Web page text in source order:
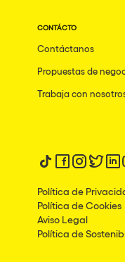
CONTÁCTO
Contáctanos
Propuestas de
Trabaja con
Síguenos en
Síguenos en
Síguenos
Política de
Política de Cookies
Aviso Legal
Política de